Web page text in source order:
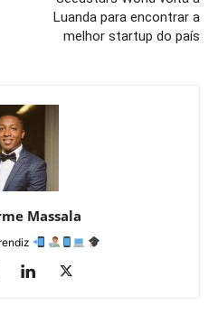
Luanda para encontrar a
melhor startup do país
Massala